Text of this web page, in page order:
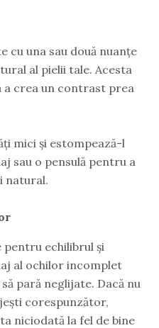
cu una sau două nuanțe
al pielii tale. Acesta
a crea un contrast prea
mici și estompează-l
sau o pensulă pentru a
natural.
pentru echilibrul și
al ochilor incomplet
pară neglijate. Dacă nu
corespunzător,
niciodată la fel de bine